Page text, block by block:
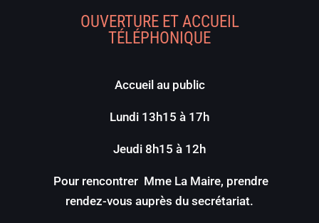
OUVERTURE ET ACCUEIL
TÉLÉPHONIQUE
Accueil au public
Lundi 13h15 à 17h
Jeudi 8h15 à 12h
Pour rencontrer Mme La Maire, prendre
rendez-vous auprès du secrétariat.